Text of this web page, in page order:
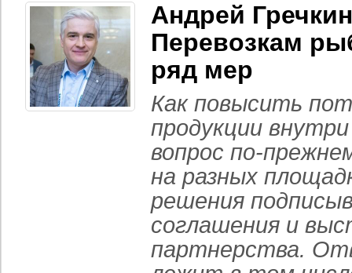
Андрей
Перевозкам
ряд мер
Как повысить
продукции
вопрос по-
на разных
решения
соглашения и
партнерства.